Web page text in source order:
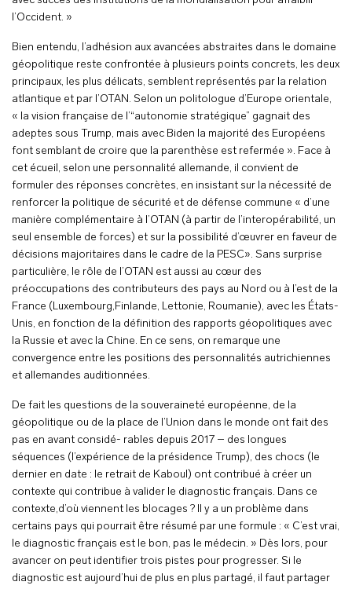
l’Occident. »
Bien entendu, l’adhésion aux avancées abstraites dans le domaine
géopolitique reste confrontée à plusieurs points concrets, les deux
principaux, les plus délicats, semblent représentés par la relation
atlantique et par l’OTAN. Selon un politologue d’Europe orientale,
« la vision française de l’“autonomie stratégique” gagnait des
adeptes sous Trump, mais avec Biden la majorité des Européens
font semblant de croire que la parenthèse est refermée ». Face à
cet écueil, selon une personnalité allemande, il convient de
formuler des réponses concrètes, en insistant sur la nécessité de
renforcer la politique de sécurité et de défense commune « d’une
manière complémentaire à l’OTAN (à partir de l’interopérabilité, un
seul ensemble de forces) et sur la possibilité d’œuvrer en faveur de
décisions majoritaires dans le cadre de la PESC». Sans surprise
particulière, le rôle de l’OTAN est aussi au cœur des
préoccupations des contributeurs des pays au Nord ou à l’est de la
France (Luxembourg,Finlande, Lettonie, Roumanie), avec les États-
Unis, en fonction de la définition des rapports géopolitiques avec
la Russie et avec la Chine. En ce sens, on remarque une
convergence entre les positions des personnalités autrichiennes
et allemandes auditionnées.
De fait les questions de la souveraineté européenne, de la
géopolitique ou de la place de l’Union dans le monde ont fait des
pas en avant considé- rables depuis 2017 – des longues
séquences (l’expérience de la présidence Trump), des chocs (le
dernier en date : le retrait de Kaboul) ont contribué à créer un
contexte qui contribue à valider le diagnostic français. Dans ce
contexte,d’où viennent les blocages ? Il y a un problème dans
certains pays qui pourrait être résumé par une formule : « C’est vrai,
le diagnostic français est le bon, pas le médecin. » Dès lors, pour
avancer on peut identifier trois pistes pour progresser. Si le
diagnostic est aujourd’hui de plus en plus partagé, il faut partager